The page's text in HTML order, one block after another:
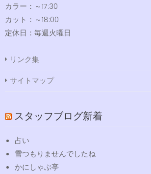
カラー：～17:30
カット：～18:00
定休日：毎週火曜日
リンク集
サイトマップ
スタッフブログ新着
占い
雪つもりませんでしたね
かにしゃぶ亭